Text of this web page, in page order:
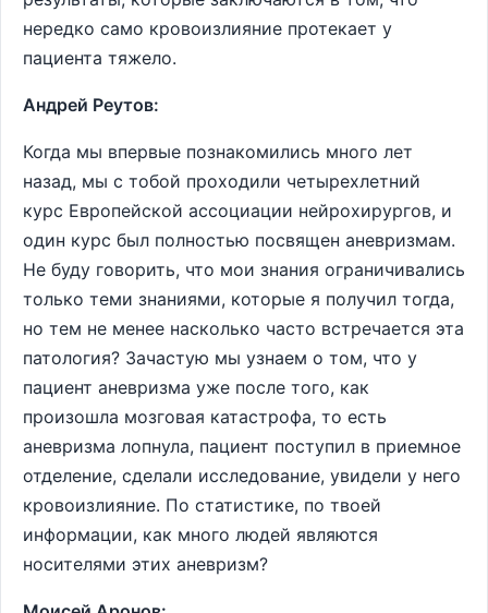
нередко само кровоизлияние протекает у
пациента тяжело.
Андрей Реутов:
Когда мы впервые познакомились много лет
назад, мы с тобой проходили четырехлетний
курс Европейской ассоциации нейрохирургов, и
один курс был полностью посвящен аневризмам.
Не буду говорить, что мои знания ограничивались
только теми знаниями, которые я получил тогда,
но тем не менее насколько часто встречается эта
патология? Зачастую мы узнаем о том, что у
пациент аневризма уже после того, как
произошла мозговая катастрофа, то есть
аневризма лопнула, пациент поступил в приемное
отделение, сделали исследование, увидели у него
кровоизлияние. По статистике, по твоей
информации, как много людей являются
носителями этих аневризм?